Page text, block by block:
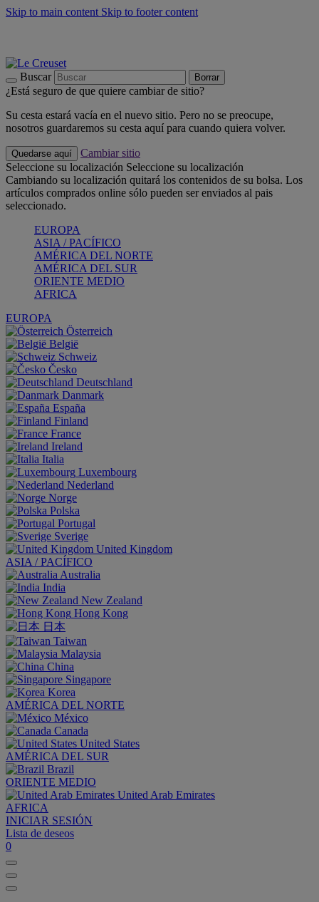
Skip to main content Skip to footer content
Buscar Borrar
¿Está seguro de que quiere cambiar de sitio?
Su cesta estará vacía en el nuevo sitio. Pero no se preocupe,
nosotros guardaremos su cesta aquí para cuando quiera volver.
Quedarse aquí
Cambiar sitio
Seleccione su localización Seleccione su localización
Cambiando su localización quitará los contenidos de su bolsa. Los
artículos comprados online sólo pueden ser enviados al pais
seleccionado.
EUROPA
ASIA / PACÍFICO
AMÉRICA DEL NORTE
AMÉRICA DEL SUR
ORIENTE MEDIO
AFRICA
EUROPA
Österreich
België
Schweiz
Česko
Deutschland
Danmark
España
Finland
France
Ireland
Italia
Luxembourg
Nederland
Norge
Polska
Portugal
Sverige
United Kingdom
ASIA / PACÍFICO
Australia
India
New Zealand
Hong Kong
日本
Taiwan
Malaysia
China
Singapore
Korea
AMÉRICA DEL NORTE
México
Canada
United States
AMÉRICA DEL SUR
Brazil
ORIENTE MEDIO
United Arab Emirates
AFRICA
INICIAR SESIÓN
Lista de deseos
0